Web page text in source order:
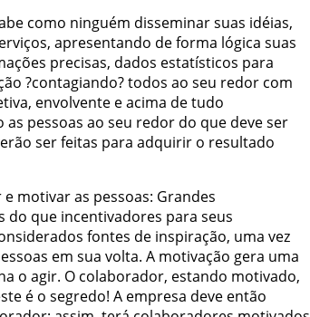
como ninguém disseminar suas idéias,
apresentando de forma lógica suas
precisas, dados estatísticos para
?contagiando? todos ao seu redor com
envolvente e acima de tudo
pessoas ao seu redor do que deve ser
ser feitas para adquirir o resultado
motivar as pessoas: Grandes
do que incentivadores para seus
fontes de inspiração, uma vez
em sua volta. A motivação gera uma
o agir. O colaborador, estando motivado,
é o segredo! A empresa deve então